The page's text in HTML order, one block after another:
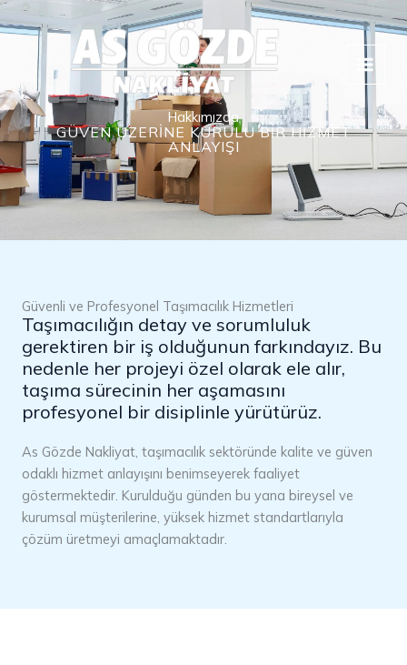
İçeriğe
atla
Hakkımızda
GÜVEN ÜZERINE KURULU BIR HIZMET
ANLAYIŞI
Güvenli ve Profesyonel Taşımacılık Hizmetleri
Taşımacılığın detay ve sorumluluk
gerektiren bir iş olduğunun farkındayız. Bu
nedenle her projeyi özel olarak ele alır,
taşıma sürecinin her aşamasını
profesyonel bir disiplinle yürütürüz.
As Gözde Nakliyat, taşımacılık sektöründe kalite ve güven
odaklı hizmet anlayışını benimseyerek faaliyet
göstermektedir. Kurulduğu günden bu yana bireysel ve
kurumsal müşterilerine, yüksek hizmet standartlarıyla
çözüm üretmeyi amaçlamaktadır.